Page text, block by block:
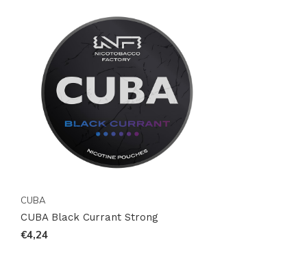
CUBA Black Currant Strong
ideal. Visita
CUBAen Snussie y sumérgete en una
experiencia de sabor y potencia que redefine las
expectativas. No esperes más para transformar tu
ritual de nicotina con CUBA, donde cada momento se
convierte en una aventura intensa.
CUBA
CUBA Black Currant Strong
€4,24